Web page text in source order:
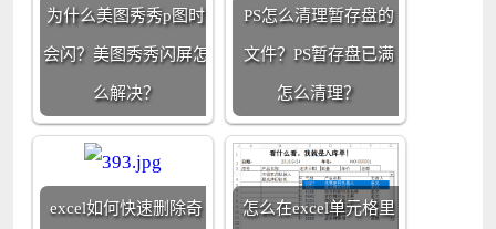
为什么美图秀秀p图时
会闪？美图秀秀闪屏怎
么解决？
PS怎么清理暂存盘的
文件？PS暂存盘已满
怎么清理？
excel如何快速删除奇 怎么在excel单元格里